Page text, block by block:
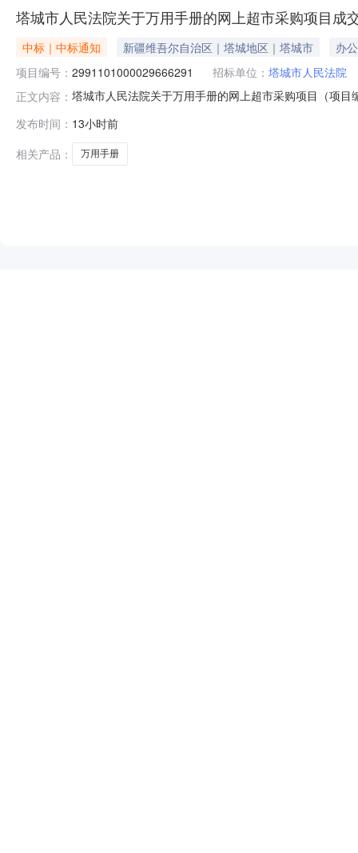
塔城市人民法院关于万用手册的网上超市采购项目成
中标｜中标通知 新疆维吾尔自治区｜塔城地区｜塔城市
办
项目编号： 2991101000029666291 招标单位： 塔城市人民法院
正文内容： 塔城市人民法院关于万用手册的网上超市采购项目（项
码:654299项目所在行政区划名称:塔城地区本级报价起
发布时间： 13小时前
相关产品：
万用手册